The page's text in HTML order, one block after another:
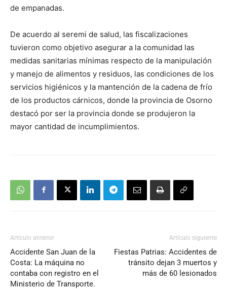
de empanadas.
De acuerdo al seremi de salud, las fiscalizaciones
tuvieron como objetivo asegurar a la comunidad las
medidas sanitarias mínimas respecto de la manipulación
y manejo de alimentos y residuos, las condiciones de los
servicios higiénicos y la mantención de la cadena de frío
de los productos cárnicos, donde la provincia de Osorno
destacó por ser la provincia donde se produjeron la
mayor cantidad de incumplimientos.
Artículo anterior
Accidente San Juan de la
Costa: La máquina no
contaba con registro en el
Ministerio de Transporte.
Artículo siguiente
Fiestas Patrias: Accidentes de
tránsito dejan 3 muertos y
más de 60 lesionados